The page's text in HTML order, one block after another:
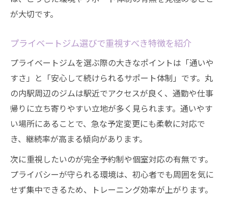
通いやすさ重視のジム選び方ガイド
ジム通いが続く立地条件の見極めポイント
通いやすいジムとそうでないジムの違い比
較
丸の内駅周辺で探す快適なジム利用法紹介
プライベートな空間とアクセスの関係性
ジム初心者に最適な安心サポート体制
初心者向けジムのサポート内容を徹底解説
プライベートジムならではのサポート体験
ジム初心者が安心できる個別カウンセリン
が大切です。
プライベートジム選びで重視すべき特徴を紹介
プライベートジムを選ぶ際の大きなポイントは「通いや
すさ」と「安心して続けられるサポート体制」です。丸
の内駅周辺のジムは駅近でアクセスが良く、通勤や仕事
帰りに立ち寄りやすい立地が多く見られます。通いやす
い場所にあることで、急な予定変更にも柔軟に対応で
き、継続率が高まる傾向があります。
次に重視したいのが完全予約制や個室対応の有無です。
プライバシーが守られる環境は、初心者でも周囲を気に
せず集中できるため、トレーニング効率が上がります。